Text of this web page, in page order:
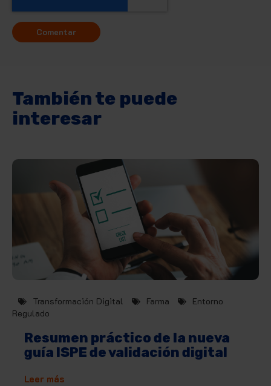
También te puede
interesar
Transformación Digital Farma
Entorno
Regulado
Resumen práctico de la nueva
guía ISPE de validación digital
Leer más